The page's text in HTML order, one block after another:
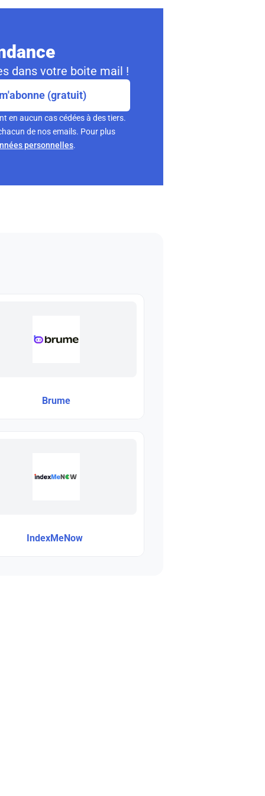
dans votre boite mail !
(gratuit)
en aucun cas cédées à des tiers.
de nos emails. Pour plus
personnelles.
Brume
IndexMeNow